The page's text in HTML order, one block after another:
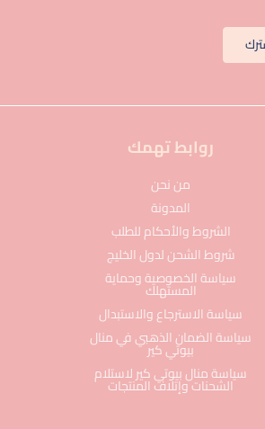
روابط تهمك
من نحن
المدونة
الشروط والأحكام للطلب
شروط الشحن لدول الخليج
سياسة الخصوصية وحماية
المستهلك
سياسة الاسترجاع والاستبدال
سياسة الضمان الذهبي في منال
بيوتي كير
سياسة منال بيوتي كير لاستلام
الشحنات وإتلاف المنتجات